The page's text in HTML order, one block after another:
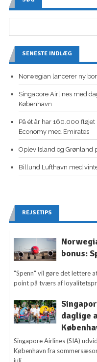
SENESTE INDLÆG
Norwegian lancerer ny
Singapore Airlines med
København
På ét år har 160.000
Economy med Emirates
Oplev Island og Grønland
Billund Lufthavn med
REJSETIPS
bonus:
"Spenn" vil gøre det lettere
point på tværs af
daglige
Singapore Airlines (SIA)
København fra